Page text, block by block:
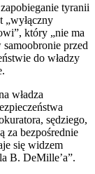
tyranii
„wyłączny
który „nie ma
przed
do władzy
władza
sędziego,
za bezpośrednie
się widzem
B. DeMille’a”.